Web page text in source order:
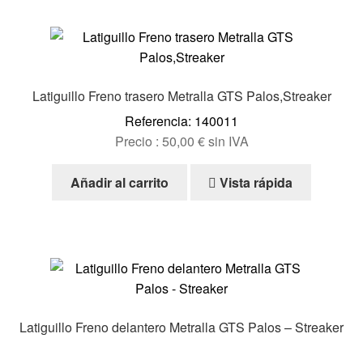
Latiguillo Freno trasero Metralla GTS Palos,Streaker
Referencia: 140011
Precio : 50,00 €sin IVA
Añadir al carrito Vista rápida
Latiguillo Freno delantero Metralla GTS Palos – Streaker